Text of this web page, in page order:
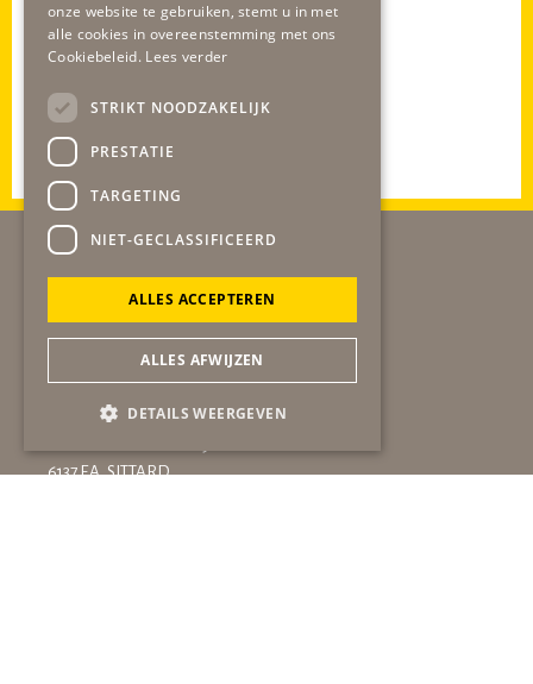
Patrick Brouwers
Fractievoorzitter CDA
gob heeft niet ondertekend, wel gesteund
Secretariaatgob
6137 EA SITTARD
onze website te gebruiken, stemt u in met
alle cookies in overeenstemming met ons
Cookiebeleid. Lees verder
STRIKT NOODZAKELIJK
PRESTATIE
TARGETING
NIET-GECLASSIFICEERD
ALLES ACCEPTEREN
ALLES AFWIJZEN
DETAILS WEERGEVEN